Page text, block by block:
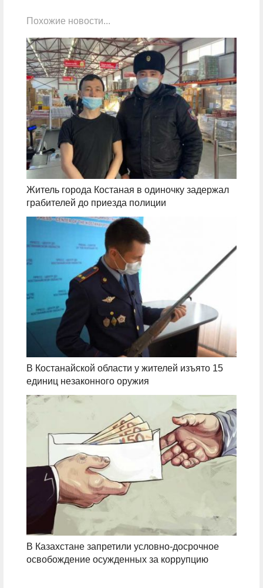
Похожие новости...
Житель города Костаная в одиночку задержал
грабителей до приезда полиции
В Костанайской области у жителей изъято 15
единиц незаконного оружия
В Казахстане запретили условно-досрочное
освобождение осужденных за коррупцию